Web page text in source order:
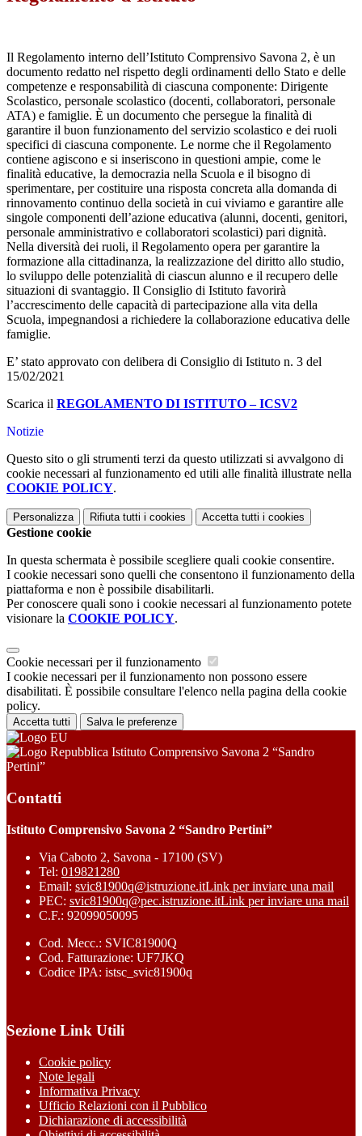
Il Regolamento interno dell’Istituto Comprensivo Savona 2, è un
documento redatto nel rispetto degli ordinamenti dello Stato e delle
competenze e responsabilità di ciascuna componente: Dirigente
Scolastico, personale scolastico (docenti, collaboratori, personale
ATA) e famiglie. È un documento che persegue la finalità di
garantire il buon funzionamento del servizio scolastico e dei ruoli
specifici di ciascuna componente. Le norme che il Regolamento
contiene agiscono e si inseriscono in questioni ampie, come le
finalità educative, la democrazia nella Scuola e il bisogno di
sperimentare, per costituire una risposta concreta alla domanda di
rinnovamento continuo della società in cui viviamo e garantire alle
singole componenti dell’azione educativa (alunni, docenti, genitori,
personale amministrativo e collaboratori scolastici) pari dignità.
Nella diversità dei ruoli, il Regolamento opera per garantire la
formazione alla cittadinanza, la realizzazione del diritto allo studio,
lo sviluppo delle potenzialità di ciascun alunno e il recupero delle
situazioni di svantaggio. Il Consiglio di Istituto favorirà
l’accrescimento delle capacità di partecipazione alla vita della
Scuola, impegnandosi a richiedere la collaborazione educativa delle
famiglie.
E’ stato approvato con delibera di Consiglio di Istituto n. 3 del
15/02/2021
Scarica il REGOLAMENTO DI ISTITUTO – ICSV2
Notizie
Questo sito o gli strumenti terzi da questo utilizzati si avvalgono di
cookie necessari al funzionamento ed utili alle finalità illustrate nella
COOKIE POLICY.
Personalizza Rifiuta tutti i cookies Accetta tutti i cookies
Gestione cookie
In questa schermata è possibile scegliere quali cookie consentire.
I cookie necessari sono quelli che consentono il funzionamento della
piattaforma e non è possibile disabilitarli.
Per conoscere quali sono i cookie necessari al funzionamento potete
visionare la COOKIE POLICY.
Cookie necessari per il funzionamento
I cookie necessari per il funzionamento non possono essere
disabilitati. È possibile consultare l'elenco nella pagina della cookie
policy.
Accetta tutti Salva le preferenze
Istituto Comprensivo Savona 2 “Sandro
Pertini”
Contatti
Istituto Comprensivo Savona 2 “Sandro Pertini”
Via Caboto 2, Savona - 17100 (SV)
Tel: 019821280
Email: svic81900q@istruzione.itLink per inviare una mail
PEC: svic81900q@pec.istruzione.itLink per inviare una mail
C.F.: 92099050095
Cod. Mecc.: SVIC81900Q
Cod. Fatturazione: UF7JKQ
Codice IPA: istsc_svic81900q
Sezione Link Utili
Cookie policy
Note legali
Informativa Privacy
Ufficio Relazioni con il Pubblico
Dichiarazione di accessibilità